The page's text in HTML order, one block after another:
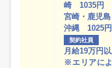
崎 1035円
宮崎・鹿児
沖縄 1025円
契約社員
月給19万円
※エリアに